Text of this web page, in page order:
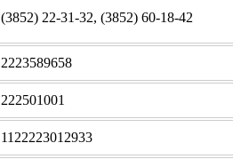
(3852) 22-31-32, (3852) 60-18-42
2223589658
222501001
1122223012933